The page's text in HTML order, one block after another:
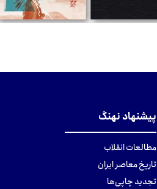
پیشنهاد نهنگ
مطالعات انقلاب
تاریخ معاصر ایران
تجدید چاپی‌ها